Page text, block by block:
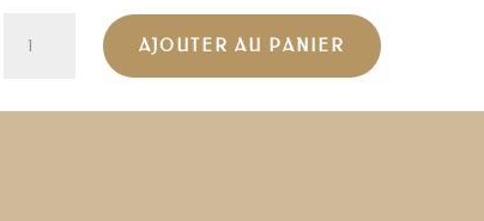
FE40060U-
AJOUTER AU PANIER